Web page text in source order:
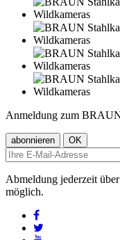
Anmeldung zum
Abmeldung jederzeit
möglich.